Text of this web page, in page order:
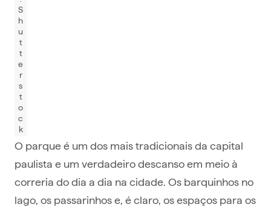
S
h
u
t
t
e
r
s
t
o
c
k
O parque é um dos mais tradicionais da capital
paulista e um verdadeiro descanso em meio à
correria do dia a dia na cidade. Os barquinhos no
lago, os passarinhos e, é claro, os espaços para os